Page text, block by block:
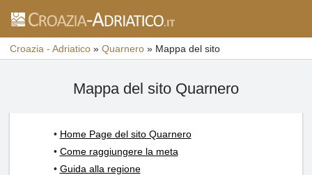
Croazia - Adriatico » Quarnero » Mappa del sito
Mappa del sito Quarnero
• Home Page del sito Quarnero
• Come raggiungere la meta
• Guida alla regione